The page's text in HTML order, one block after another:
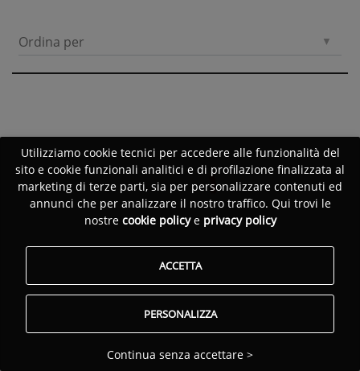
Ordina per
Utilizziamo cookie tecnici per accedere alle funzionalità del
sito e cookie funzionali analitici e di profilazione finalizzata al
marketing di terze parti, sia per personalizzare contenuti ed
annunci che per analizzare il nostro traffico. Qui trovi le
nostre cookie policye privacy policy
ACCETTA
PERSONALIZZA
Continua senza accettare >